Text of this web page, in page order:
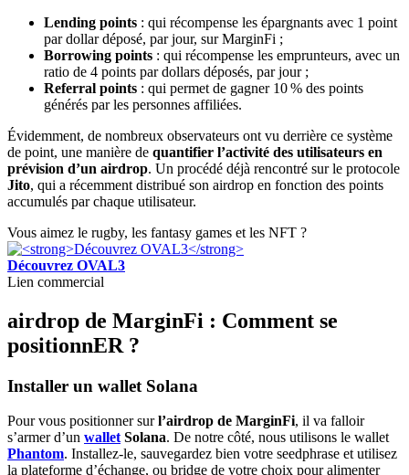
Lending points : qui récompense les épargnants avec 1 point
par dollar déposé, par jour, sur MarginFi ;
Borrowing points : qui récompense les emprunteurs, avec un
ratio de 4 points par dollars déposés, par jour ;
Referral points : qui permet de gagner 10 % des points
générés par les personnes affiliées.
Évidemment, de nombreux observateurs ont vu derrière ce système
de point, une manière de quantifier l’activité des utilisateurs en
prévision d’un airdrop. Un procédé déjà rencontré sur le protocole
Jito, qui a récemment distribué son airdrop en fonction des points
accumulés par chaque utilisateur.
Vous aimez le rugby, les fantasy games et les NFT ?
Découvrez OVAL3
Lien commercial
airdrop de MarginFi : Comment se
positionnER ?
Installer un wallet Solana
Pour vous positionner surl’airdrop de MarginFi, il va falloir
s’armer d’un wallet Solana. De notre côté, nous utilisons le wallet
Phantom. Installez-le, sauvegardez bien votre seedphrase et utilisez
la plateforme d’échange, ou bridge de votre choix pour alimenter